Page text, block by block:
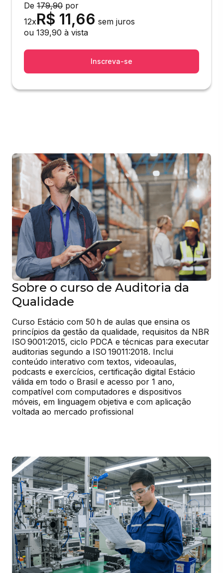
De 179,90 por
12xR$ 11,66 sem juros
ou 139,90 à vista
Inscreva-se
Sobre o curso de Auditoria da
Qualidade
Curso Estácio com 50 h de aulas que ensina os
princípios da gestão da qualidade, requisitos da NBR
ISO 9001:2015, ciclo PDCA e técnicas para executar
auditorias segundo a ISO 19011:2018. Inclui
conteúdo interativo com textos, videoaulas,
podcasts e exercícios, certificação digital Estácio
válida em todo o Brasil e acesso por 1 ano,
compatível com computadores e dispositivos
móveis, em linguagem objetiva e com aplicação
voltada ao mercado profissional